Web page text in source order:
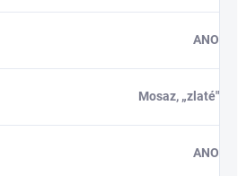
ANO
Mosaz, „zlaté"
ANO